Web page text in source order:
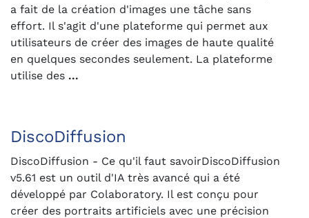
a fait de la création d'images une tâche sans
effort. Il s'agit d'une plateforme qui permet aux
utilisateurs de créer des images de haute qualité
en quelques secondes seulement. La plateforme
utilise des ...
DiscoDiffusion
DiscoDiffusion - Ce qu'il faut savoirDiscoDiffusion
v5.61 est un outil d'IA très avancé qui a été
développé par Colaboratory. Il est conçu pour
créer des portraits artificiels avec une précision